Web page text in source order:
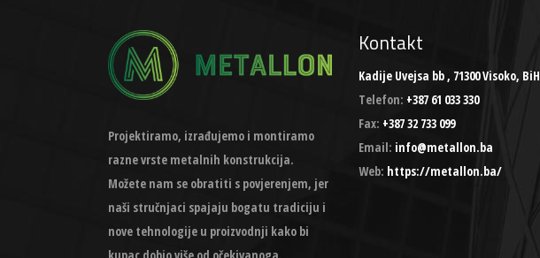
Projektiramo, izrađujemo i montiramo
razne vrste metalnih konstrukcija.
Možete nam se obratiti s povjerenjem, jer
naši stručnjaci spajaju bogatu tradiciju i
nove tehnologije u proizvodnji kako bi
Kontakt
Kadije Uvejsa bb , 71300 Visoko, BiH
Telefon: +387 61 033 330
Fax: +387 32 733 099
Email: info@metallon.ba
Web: https://metallon.ba/